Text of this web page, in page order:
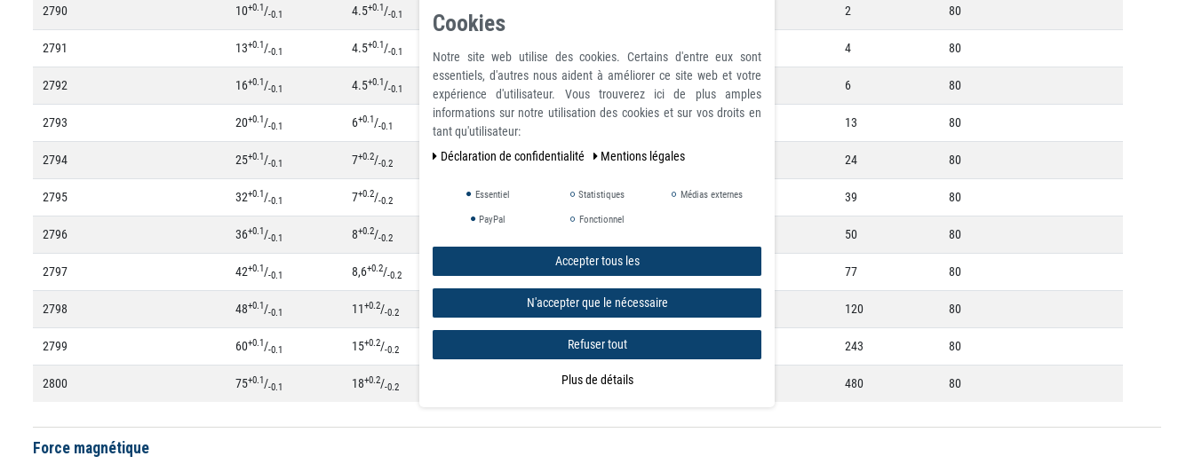
2790 10+0.1/-0.1 4.5+0.1/-0.1 2 80
2791 13+0.1/-0.1 4.5+0.1/-0.1 -0.1 0 4 80
2792 16+0.1/-0.1 4.5+0.1/-0.1 3.5 +0.1
-0.1
+1
0 6 80
2793 20+0.1/-0.1 6+0.1/-0.1
+0.1
-0.1
+1 13 80
2794 25+0.1/-0.1 7+0.2/-0.2 4.5+0.1/-0.1 9.0+1/0 24 80
2795 32+0.1/-0.1 7+0.2/-0.2 5.5+0.1/ 11.0 310 39 80
2796 36+0.1/-0.1 8+0.2/-0.2 50 80
2797 42+0.1/-0.1 8,6+0.2/-0.2 -0.1
+1
0 77 80
2798 48+0.1/-0.1 11+0.2/-0.2 15.5+1/ 120 80
2799 60+0.1/-0.1 15+0.2/-0.2 15,5+1 243 80
2800 75+0.1/-0.1 18+0.2/-0.2 16,5+1 480 80
Force magnétique
Cookies
Notre site web utilise des cookies. Certains d'entre eux sont
essentiels, d'autres nous aident à améliorer ce site web et votre
expérience d'utilisateur. Vous trouverez ici de plus amples
informations sur notre utilisation des cookies et sur vos droits en
tant qu'utilisateur:
Déclaration de confidentialité
Mentions légales
Essentiel Statistiques Médias externes
PayPal Fonctionnel
Accepter tous les
N'accepter que le nécessaire
Refuser tout
Plus de détails